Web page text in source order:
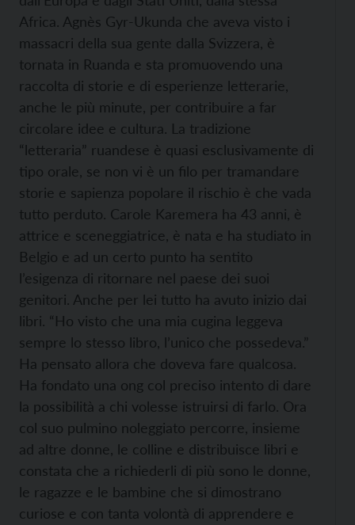
Africa. Agnès Gyr-Ukunda che aveva visto i
massacri della sua gente dalla Svizzera, è
tornata in Ruanda e sta promuovendo una
raccolta di storie e di esperienze letterarie,
anche le più minute, per contribuire a far
circolare idee e cultura. La tradizione
“letteraria” ruandese è quasi esclusivamente di
tipo orale, se non vi è un filo per tramandare
storie e sapienza popolare il rischio è che vada
tutto perduto. Carole Karemera ha 43 anni, è
attrice e sceneggiatrice, è nata e ha studiato in
Belgio e ad un certo punto ha sentito
l’esigenza di ritornare nel paese dei suoi
genitori. Anche per lei tutto ha avuto inizio dai
libri. “Ho visto che una mia cugina leggeva
sempre lo stesso libro, l’unico che possedeva.”
Ha pensato allora che doveva fare qualcosa.
Ha fondato una ong col preciso intento di dare
la possibilità a chi volesse istruirsi di farlo. Ora
col suo pulmino noleggiato percorre, insieme
ad altre donne, le colline e distribuisce libri e
constata che a richiederli di più sono le donne,
le ragazze e le bambine che si dimostrano
curiose e con tanta volontà di apprendere e